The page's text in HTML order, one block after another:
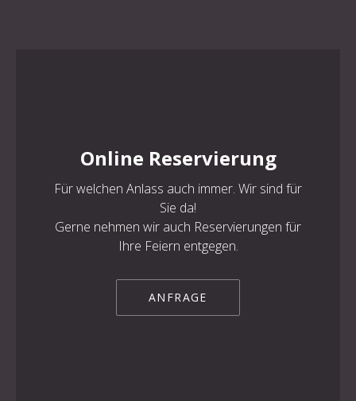
Online Reservierung
Für welchen Anlass auch immer. Wir sind für
Sie da!
Gerne nehmen wir auch Reservierungen für
Ihre Feiern entgegen.
ANFRAGE